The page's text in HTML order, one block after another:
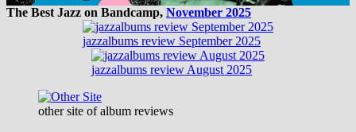
The Best Jazz on Bandcamp, November 2025
jazzalbums review September 2025
jazzalbums review August 2025
other site of album reviews